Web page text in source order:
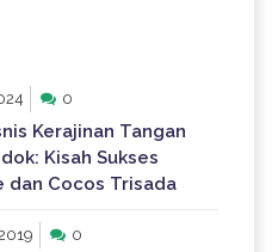
0
Kerajinan Tangan
Kisah Sukses
dan Cocos Trisada
0